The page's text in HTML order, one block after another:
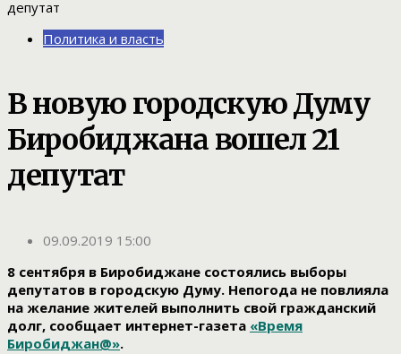
Политика и власть
В новую городскую Думу
Биробиджана вошел 21
депутат
09.09.2019 15:00
8 сентября в Биробиджане состоялись выборы
депутатов в городскую Думу. Непогода не повлияла
на желание жителей выполнить свой гражданский
долг, сообщает интернет-газета «Время
Биробиджан@».